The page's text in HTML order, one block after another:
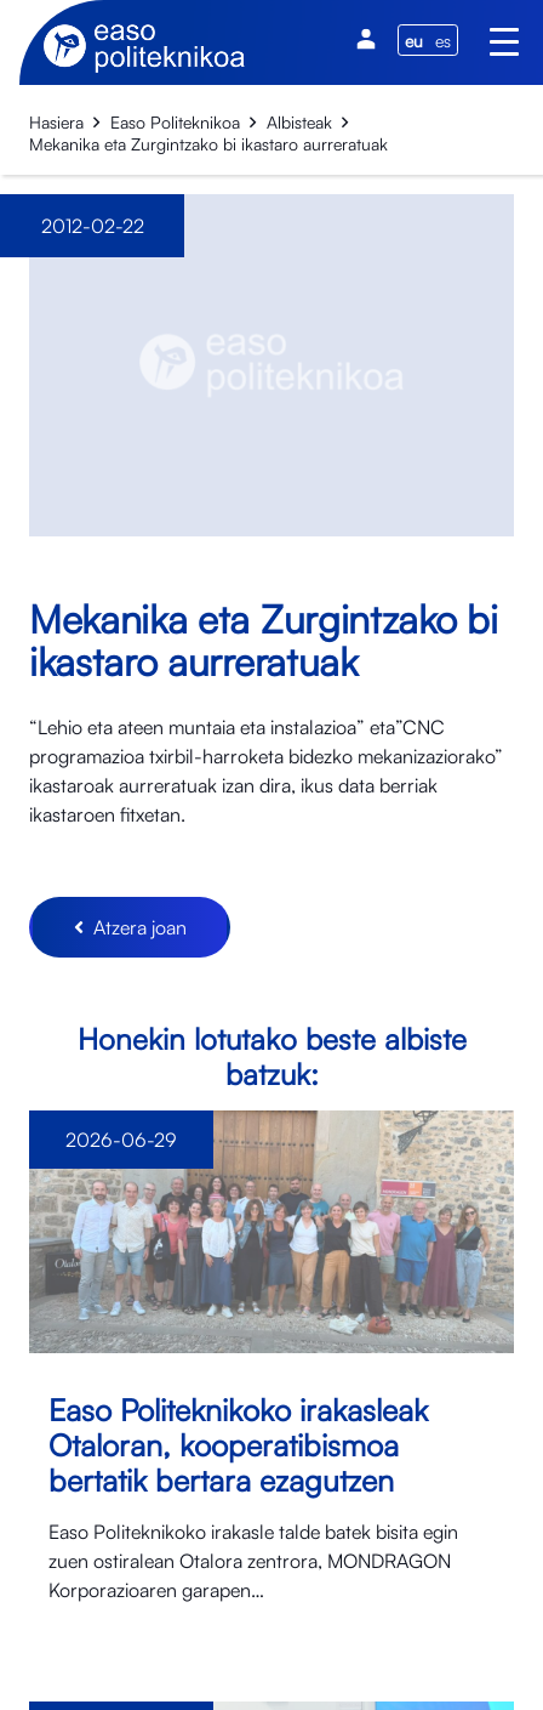
eu es
Hasiera Easo Politeknikoa
Albisteak
Mekanika eta Zurgintzako bi ikastaro aurreratuak
2012-02-22
Mekanika eta Zurgintzako bi
ikastaro aurreratuak
“Lehio eta ateen muntaia eta instalazioa” eta”CNC
programazioa txirbil-harroketa bidezko mekanizaziorako”
ikastaroak aurreratuak izan dira, ikus data berriak
ikastaroen fitxetan.
Atzera joan
Honekin lotutako beste albiste
batzuk:
Easo Politeknikoko irakasleak
Otaloran, kooperatibismoa
bertatik bertara ezagutzen
Easo Politeknikoko irakasle talde batek bisita egin
zuen ostiralean Otalora⁠ zentrora, MONDRAGON
Korporazioaren garapen…
2026-06-29